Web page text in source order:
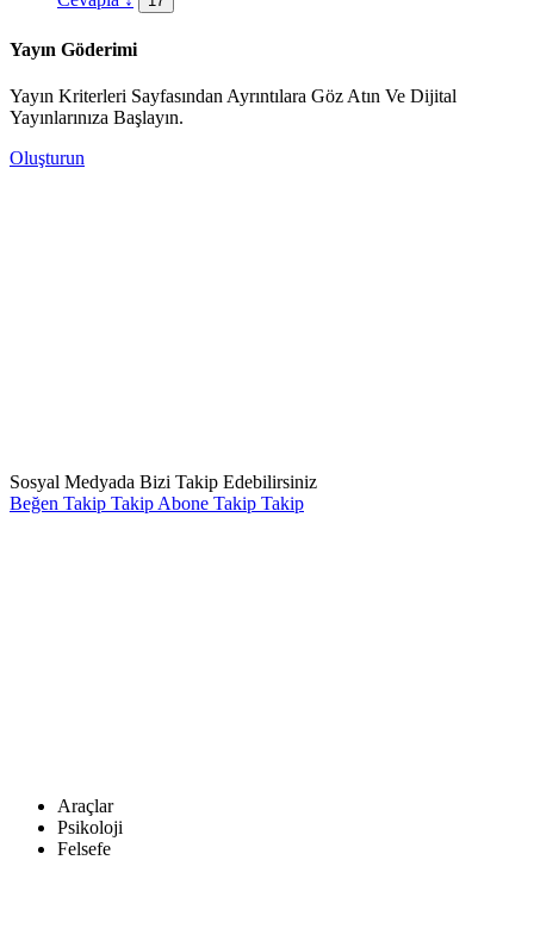
Yayın Göderimi
Yayın Kriterleri Sayfasından Ayrıntılara Göz Atın Ve Dijital
Yayınlarınıza Başlayın.
Oluşturun
Sosyal Medyada Bizi Takip Edebilirsiniz
Beğen Takip Takip Abone Takip Takip
Araçlar
Psikoloji
Felsefe